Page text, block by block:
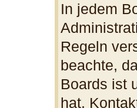
In jedem
Regeln
beachte,
Boards ist
hat.